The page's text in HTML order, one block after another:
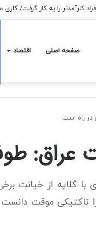
کارآمدتر را به کار گرفت/
صفحه اصلی اقتصاد
در راه است
عراق:
با گلایه از خیانت
تاکتیکی موقت